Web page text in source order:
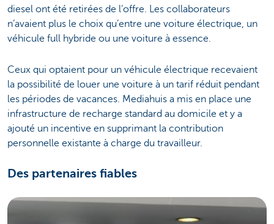
diesel ont été retirées de l’offre. Les collaborateurs
n’avaient plus le choix qu’entre une voiture électrique, un
véhicule full hybride ou une voiture à essence.
Ceux qui optaient pour un véhicule électrique recevaient
la possibilité de louer une voiture à un tarif réduit pendant
les périodes de vacances. Mediahuis a mis en place une
infrastructure de recharge standard au domicile et y a
ajouté un incentive en supprimant la contribution
personnelle existante à charge du travailleur.
Des partenaires fiables